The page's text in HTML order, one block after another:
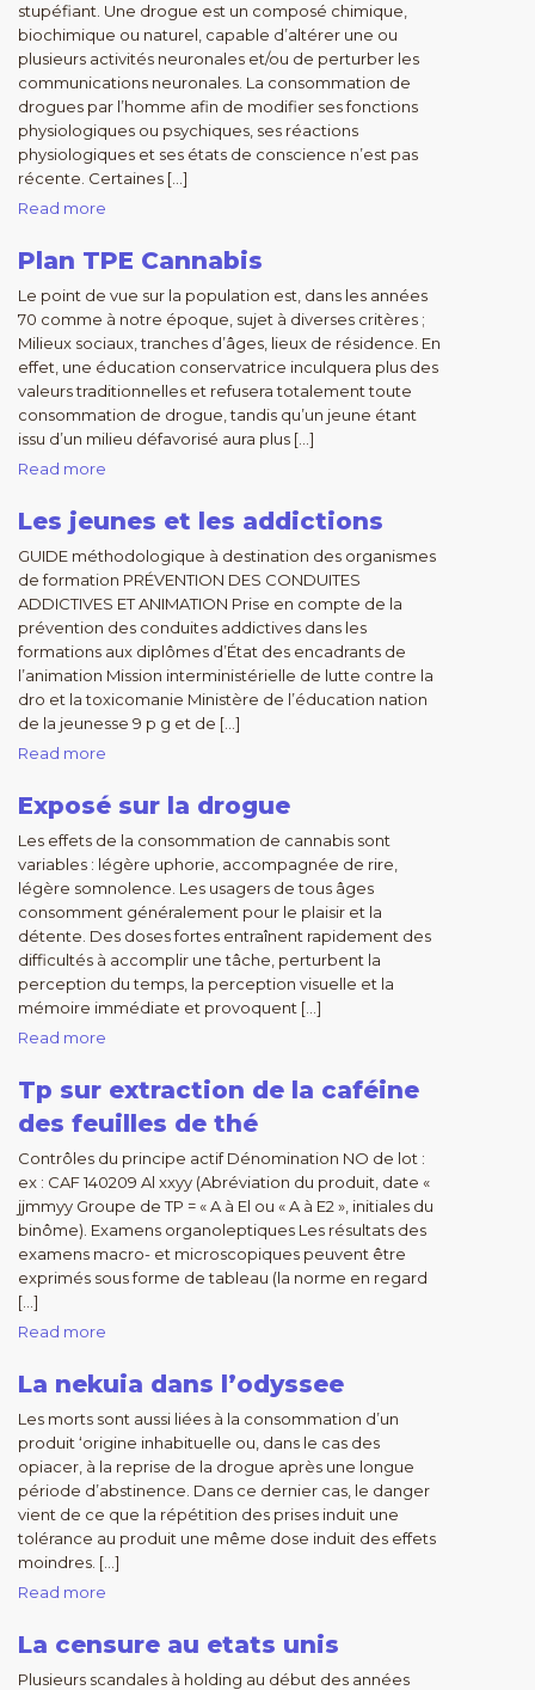
stupéfiant. Une drogue est un composé chimique,
biochimique ou naturel, capable d’altérer une ou
plusieurs activités neuronales et/ou de perturber les
communications neuronales. La consommation de
drogues par l’homme afin de modifier ses fonctions
physiologiques ou psychiques, ses réactions
physiologiques et ses états de conscience n’est pas
récente. Certaines […]
Read more
Plan TPE Cannabis
Le point de vue sur la population est, dans les années
70 comme à notre époque, sujet à diverses critères ;
Milieux sociaux, tranches d’âges, lieux de résidence. En
effet, une éducation conservatrice inculquera plus des
valeurs traditionnelles et refusera totalement toute
consommation de drogue, tandis qu’un jeune étant
issu d’un milieu défavorisé aura plus […]
Read more
Les jeunes et les addictions
GUIDE méthodologique à destination des organismes
de formation PRÉVENTION DES CONDUITES
ADDICTIVES ET ANIMATION Prise en compte de la
prévention des conduites addictives dans les
formations aux diplômes d’État des encadrants de
l’animation Mission interministérielle de lutte contre la
dro et la toxicomanie Ministère de l’éducation nation
de la jeunesse 9 p g et de […]
Read more
Exposé sur la drogue
Les effets de la consommation de cannabis sont
variables : légère uphorie, accompagnée de rire,
légère somnolence. Les usagers de tous âges
consomment généralement pour le plaisir et la
détente. Des doses fortes entraînent rapidement des
difficultés à accomplir une tâche, perturbent la
perception du temps, la perception visuelle et la
mémoire immédiate et provoquent […]
Read more
Tp sur extraction de la caféine
des feuilles de thé
Contrôles du principe actif Dénomination NO de lot :
ex : CAF 140209 Al xxyy (Abréviation du produit, date «
jjmmyy Groupe de TP = « A à El ou « A à E2 », initiales du
binôme). Examens organoleptiques Les résultats des
examens macro- et microscopiques peuvent être
exprimés sous forme de tableau (la norme en regard
[…]
Read more
La nekuia dans l’odyssee
Les morts sont aussi liées à la consommation d’un
produit ‘origine inhabituelle ou, dans le cas des
opiacer, à la reprise de la drogue après une longue
période d’abstinence. Dans ce dernier cas, le danger
vient de ce que la répétition des prises induit une
tolérance au produit une même dose induit des effets
moindres. […]
Read more
La censure au etats unis
Plusieurs scandales à holding au début des années